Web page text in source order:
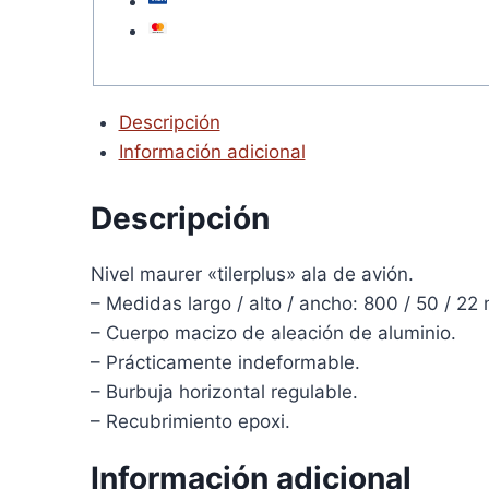
Descripción
Información adicional
Descripción
Nivel maurer «tilerplus» ala de avión.
– Medidas largo / alto / ancho: 800 / 50 / 22
– Cuerpo macizo de aleación de aluminio.
– Prácticamente indeformable.
– Burbuja horizontal regulable.
– Recubrimiento epoxi.
Información adicional